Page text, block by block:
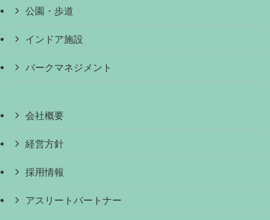
公園・歩道
インドア施設
パークマネジメント
会社概要
経営方針
採用情報
アスリートパートナー